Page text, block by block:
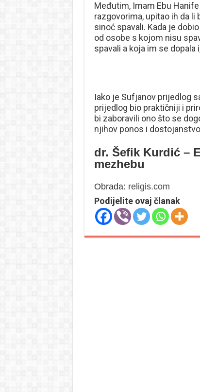
Međutim, Imam Ebu
razgovorima, upitao ih da
sinoć spavali. Kada je
od osobe s kojom nisu
spavali a koja im se
Iako je Sufjanov prijedlog
prijedlog bio praktičniji i
bi zaboravili ono što se
njihov ponos i
dr. Šefik Kurdić –
mezhebu
Obrada: religis.com
Podijelite ovaj članak